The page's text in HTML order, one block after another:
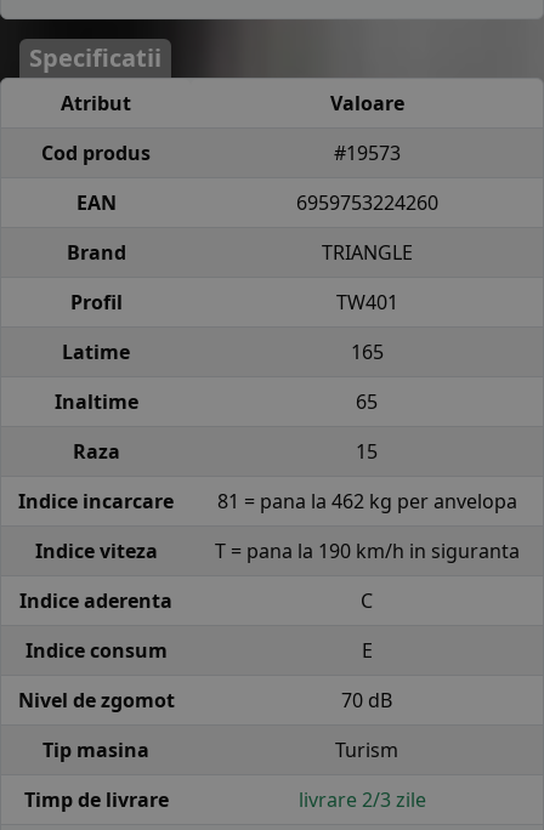
Specificatii
Atribut
Valoare
Cod produs
#19573
EAN
6959753224260
Brand
TRIANGLE
Profil
TW401
Latime
165
Inaltime
65
Raza
15
Indice incarcare
81 = pana la 462 kg per anvelopa
Indice viteza
T = pana la 190 km/h in siguranta
Indice aderenta
C
Indice consum
E
Nivel de zgomot
70 dB
Tip masina
Turism
Timp de livrare
livrare 2/3 zile